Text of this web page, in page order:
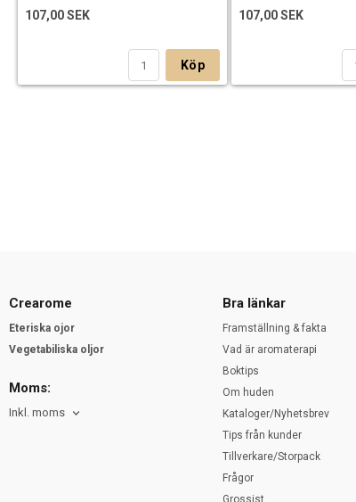
107,00 SEK
Köp
107,00 SEK
Crearome
Eteriska ojor
Vegetabiliska oljor
Moms:
Inkl. moms
Bra länkar
Framställning & fakta
Vad är aromaterapi
Boktips
Om huden
Kataloger/Nyhetsbrev
Tips från kunder
Tillverkare/Storpack
Frågor
Grossist